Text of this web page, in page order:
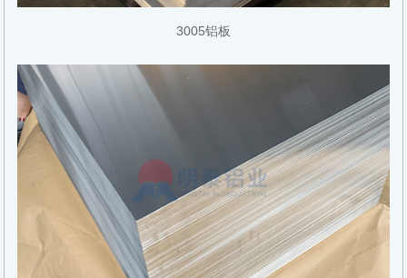
3005铝板